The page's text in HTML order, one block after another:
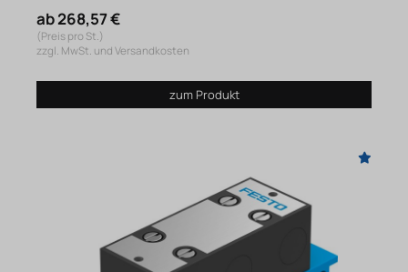
ab 268,57 €
(Preis pro St.)
zzgl. MwSt. und Versandkosten
zum Produkt